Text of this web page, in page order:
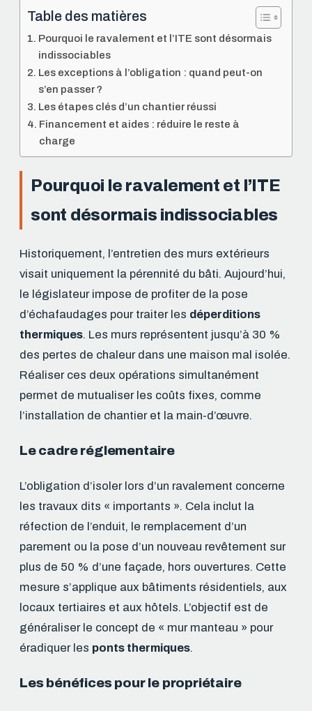
Table des matières
Pourquoi le ravalement et l’ITE sont désormais
indissociables
Les exceptions à l’obligation : quand peut-on
s’en passer ?
Les étapes clés d’un chantier réussi
Financement et aides : réduire le reste à
charge
Pourquoi le ravalement et l’ITE
sont désormais indissociables
Historiquement, l’entretien des murs extérieurs
visait uniquement la pérennité du bâti. Aujourd’hui,
le législateur impose de profiter de la pose
d’échafaudages pour traiter les déperditions
thermiques. Les murs représentent jusqu’à 30 %
des pertes de chaleur dans une maison mal isolée.
Réaliser ces deux opérations simultanément
permet de mutualiser les coûts fixes, comme
l’installation de chantier et la main-d’œuvre.
Le cadre réglementaire
L’obligation d’isoler lors d’un ravalement concerne
les travaux dits « importants ». Cela inclut la
réfection de l’enduit, le remplacement d’un
parement ou la pose d’un nouveau revêtement sur
plus de 50 % d’une façade, hors ouvertures. Cette
mesure s’applique aux bâtiments résidentiels, aux
locaux tertiaires et aux hôtels. L’objectif est de
généraliser le concept de « mur manteau » pour
éradiquer les ponts thermiques.
Les bénéfices pour le propriétaire